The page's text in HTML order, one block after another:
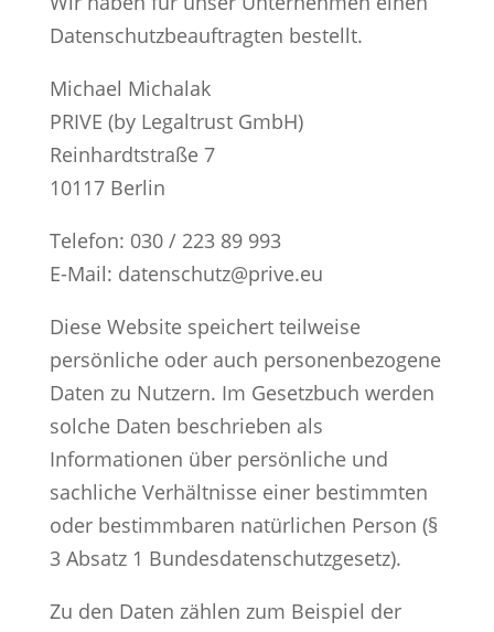
Datenschutzbeauftragten bestellt.
Michael Michalak
PRIVE (by Legaltrust GmbH)
Reinhardtstraße 7
10117 Berlin
Telefon: 030 / 223 89 993
E-Mail: datenschutz@prive.eu
Diese Website speichert teilweise
persönliche oder auch personenbezogene
Daten zu Nutzern. Im Gesetzbuch werden
solche Daten beschrieben als
Informationen über persönliche und
sachliche Verhältnisse einer bestimmten
oder bestimmbaren natürlichen Person (§
3 Absatz 1 Bundesdatenschutzgesetz).
Zu den Daten zählen zum Beispiel der